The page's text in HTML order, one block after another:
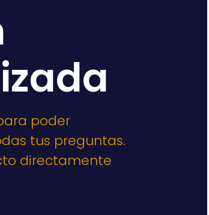
poder
tus preguntas.
directamente